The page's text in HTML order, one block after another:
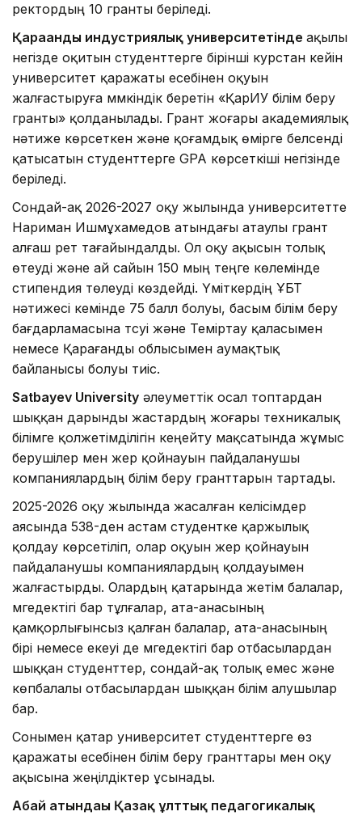
ректордың 10 гранты беріледі.
Қарағанды индустриялық университетінде ақылы
негізде оқитын студенттерге бірінші курстан кейін
университет қаражаты есебінен оқуын
жалғастыруға мүмкіндік беретін «ҚарИУ білім беру
гранты» қолданылады. Грант жоғары академиялық
нәтиже көрсеткен және қоғамдық өмірге белсенді
қатысатын студенттерге GPA көрсеткіші негізінде
беріледі.
Сондай-ақ 2026-2027 оқу жылында университетте
Нариман Ишмұхамедов атындағы атаулы грант
алғаш рет тағайындалды. Ол оқу ақысын толық
өтеуді және ай сайын 150 мың теңге көлемінде
стипендия төлеуді көздейді. Үміткердің ҰБТ
нәтижесі кемінде 75 балл болуы, басым білім беру
бағдарламасына түсуі және Теміртау қаласымен
немесе Қарағанды облысымен аумақтық
байланысы болуы тиіс.
Satbayev University әлеуметтік осал топтардан
шыққан дарынды жастардың жоғары техникалық
білімге қолжетімділігін кеңейту мақсатында жұмыс
берушілер мен жер қойнауын пайдаланушы
компаниялардың білім беру гранттарын тартады.
2025-2026 оқу жылында жасалған келісімдер
аясында 538-ден астам студентке қаржылық
қолдау көрсетіліп, олар оқуын жер қойнауын
пайдаланушы компаниялардың қолдауымен
жалғастырды. Олардың қатарында жетім балалар,
мүгедектігі бар тұлғалар, ата-анасының
қамқорлығынсыз қалған балалар, ата-анасының
бірі немесе екеуі де мүгедектігі бар отбасылардан
шыққан студенттер, сондай-ақ толық емес және
көпбалалы отбасылардан шыққан білім алушылар
бар.
Сонымен қатар университет студенттерге өз
қаражаты есебінен білім беру гранттары мен оқу
ақысына жеңілдіктер ұсынады.
Абай атындағы Қазақ ұлттық педагогикалық